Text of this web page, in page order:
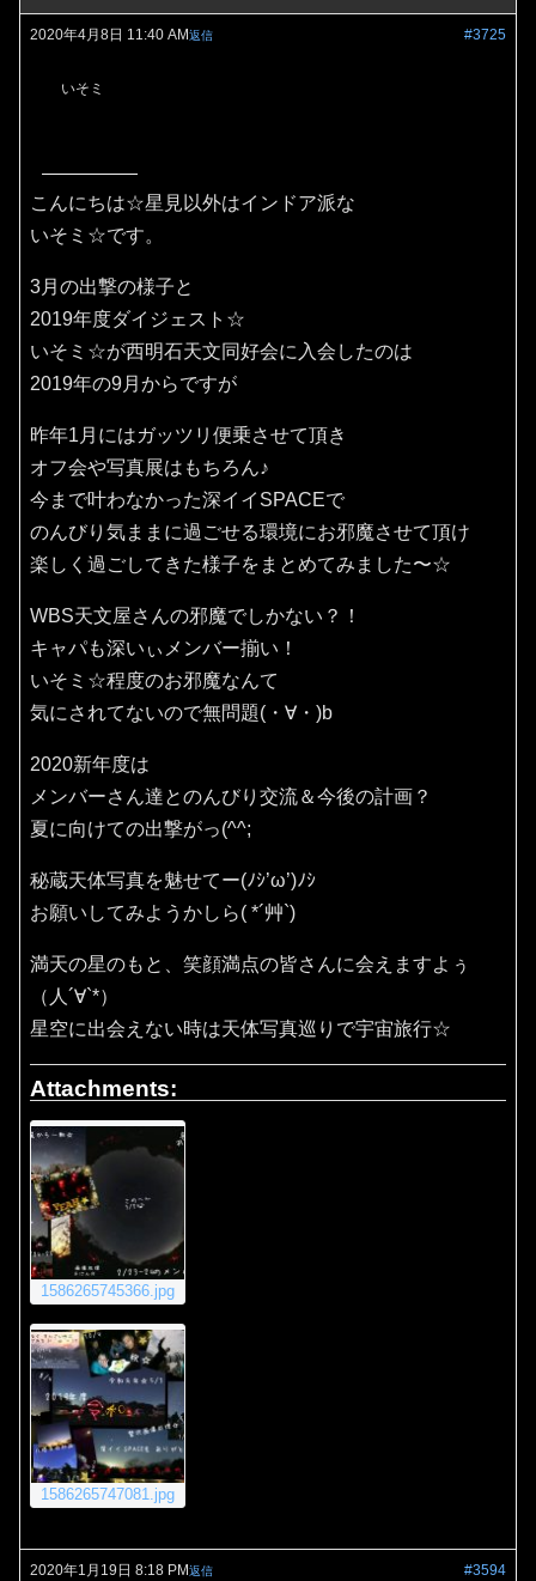
2020年4月8日 11:40 AM #3725
返信
いそミ
こんにちは☆星見以外はインドア派な
いそミ☆です。
3月の出撃の様子と
2019年度ダイジェスト☆
いそミ☆が西明石天文同好会に入会したのは
2019年の9月からですが
昨年1月にはガッツリ便乗させて頂き
オフ会や写真展はもちろん♪
今まで叶わなかった深イイSPACEで
のんびり気ままに過ごせる環境にお邪魔させて頂け
楽しく過ごしてきた様子をまとめてみました〜☆
WBS天文屋さんの邪魔でしかない？！
キャパも深いぃメンバー揃い！
いそミ☆程度のお邪魔なんて
気にされてないので無問題(・∀・)b
2020新年度は
メンバーさん達とのんびり交流＆今後の計画？
夏に向けての出撃がっ(^^;
秘蔵天体写真を魅せてー(ﾉｼ’ω’)ﾉｼ
お願いしてみようかしら( *´艸`)
満天の星のもと、笑顔満点の皆さんに会えますよぅ
（人´∀`*）
星空に出会えない時は天体写真巡りで宇宙旅行☆
Attachments:
1586265745366.jpg
1586265747081.jpg
2020年1月19日 8:18 PM #3594
返信